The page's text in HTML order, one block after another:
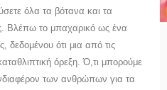
όλα τα βότανα και τα
Βλέπω το μπαχαρικό ως ένα
δεδομένου ότι μια από τις
όρεξη. Ό,τι μπορούμε
των ανθρώπων για τα